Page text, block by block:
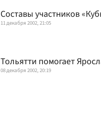
Составы участников
11 декабря 2002, 21:05
Тольятти помогает
08 декабря 2002, 20:19